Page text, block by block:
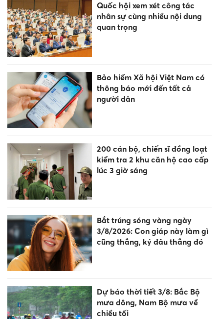
Quốc hội xem xét công tác
nhân sự cùng nhiều nội dung
quan trọng
Bảo hiểm Xã hội Việt Nam có
thông báo mới đến tất cả
người dân
200 cán bộ, chiến sĩ đồng loạt
kiểm tra 2 khu căn hộ cao cấp
lúc 3 giờ sáng
Bắt trúng sóng vàng ngày
3/8/2026: Con giáp này làm gì
cũng thắng, ký đâu thắng đó
Dự báo thời tiết 3/8: Bắc Bộ
mưa dông, Nam Bộ mưa về
chiều tối